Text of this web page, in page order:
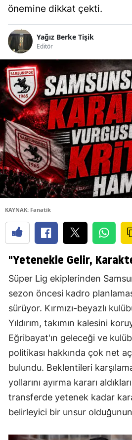
önemine dikkat çekti.
Yağız Berke Tişik
Editör
KAYNAK: Fanatik
"Yetenekle Gelir,
Süper Lig ekiplerinden
sezon öncesi kadro
sürüyor. Kırmızı-beyazlı
Yıldırım, takımın kalesini
Eğribayat'ın geleceği ve
politikası hakkında çok net
bulundu. Beklentileri
yollarını ayırma kararı
transferde yetenek kadar
belirleyici bir unsur olduğunun